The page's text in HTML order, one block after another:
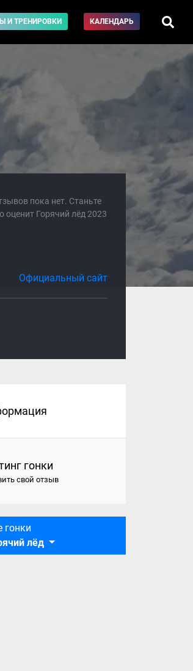
И ТРЕНИРОВКИ КАЛЕНДАРЬ
пока нет. Станьте
оценит Горячий лёд 2023
Официальный сайт
гонки
свой отзыв
гонки
лёд